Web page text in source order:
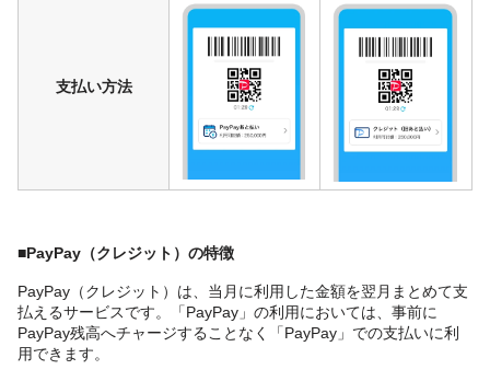
支払い方法
■PayPay（クレジット）の特徴
PayPay（クレジット）は、当月に利用した金額を翌月まとめて支
払えるサービスです。「PayPay」の利用においては、事前に
PayPay残高へチャージすることなく「PayPay」での支払いに利
用できます。